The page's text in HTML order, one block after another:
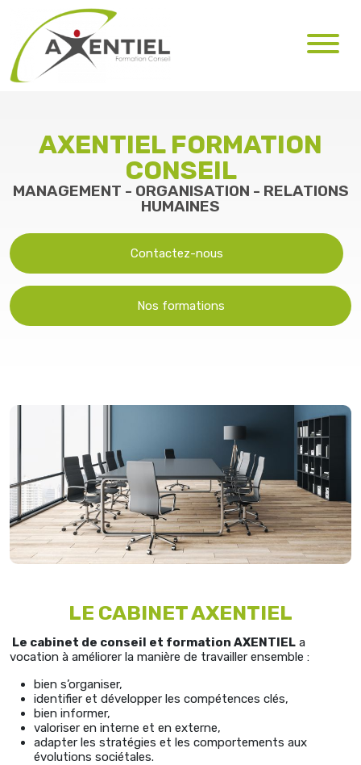
AXENTIEL FORMATION
CONSEIL
MANAGEMENT - ORGANISATION - RELATIONS
HUMAINES
Contactez-nous
Nos formations
LE CABINET AXENTIEL
Le cabinet de conseil et formation AXENTIEL a
vocation à améliorer la manière de travailler ensemble :
bien s’organiser,
identifier et développer les compétences clés,
bien informer,
valoriser en interne et en externe,
adapter les stratégies et les comportements aux
évolutions sociétales.